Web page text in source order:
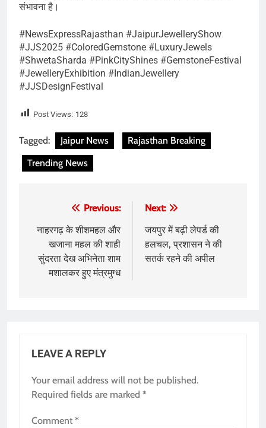
संभावना है।
#NewsExpressRajasthan #JaipurJewelleryShow
#JJS2025 #ColoredGemstone #LuxuryJewels
#ShwetaSharda #PinkCityShines #GemstoneFestival
#JewelleryExhibition #IndianJewellery
#JJSDesignFestival
Post Views: 128
Tagged: Jaipur News
Rajasthan Breaking
Trending News
navigation
Previous:
नाहरगढ़ के शीशमहल और
खजाना महल की शाही
सुंदरता देख अभिनेता शाम
मशालकर हुए मंत्रमुग्ध
Next:
जयपुर में बढ़ी लेपर्ड की
हलचल, प्रशासन ने की
सतर्क रहने की अपील
LEAVE A REPLY
Your email address will not be published.
Required fields are marked *
Comment *